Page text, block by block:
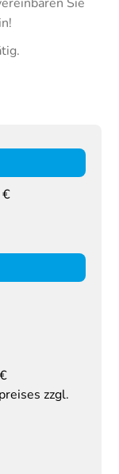
€
zzgl.